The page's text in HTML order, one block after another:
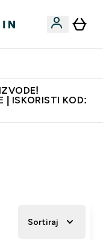
| ISKORISTI KOD:
Sortiraj